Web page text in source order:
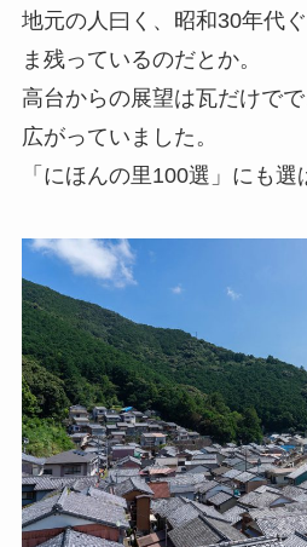
地元の人曰く、昭和30年代
ま残っているのだとか。
高台からの展望は瓦だけで
広がっていました。
「にほんの里100選」にも選